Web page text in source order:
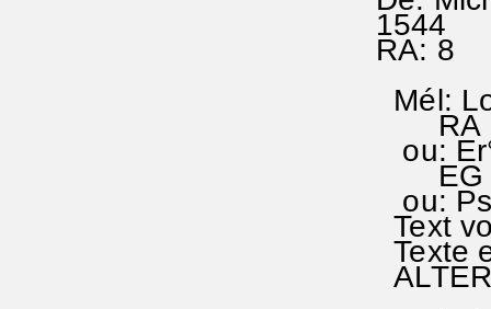
1544
RA: 8
Mél:
RA
ou:
EG
Text
Texte